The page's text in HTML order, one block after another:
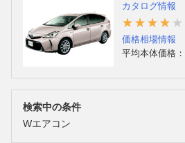
カタログ情報
価格相場情報
平均本体価格：
検索中の条件
Wエアコン